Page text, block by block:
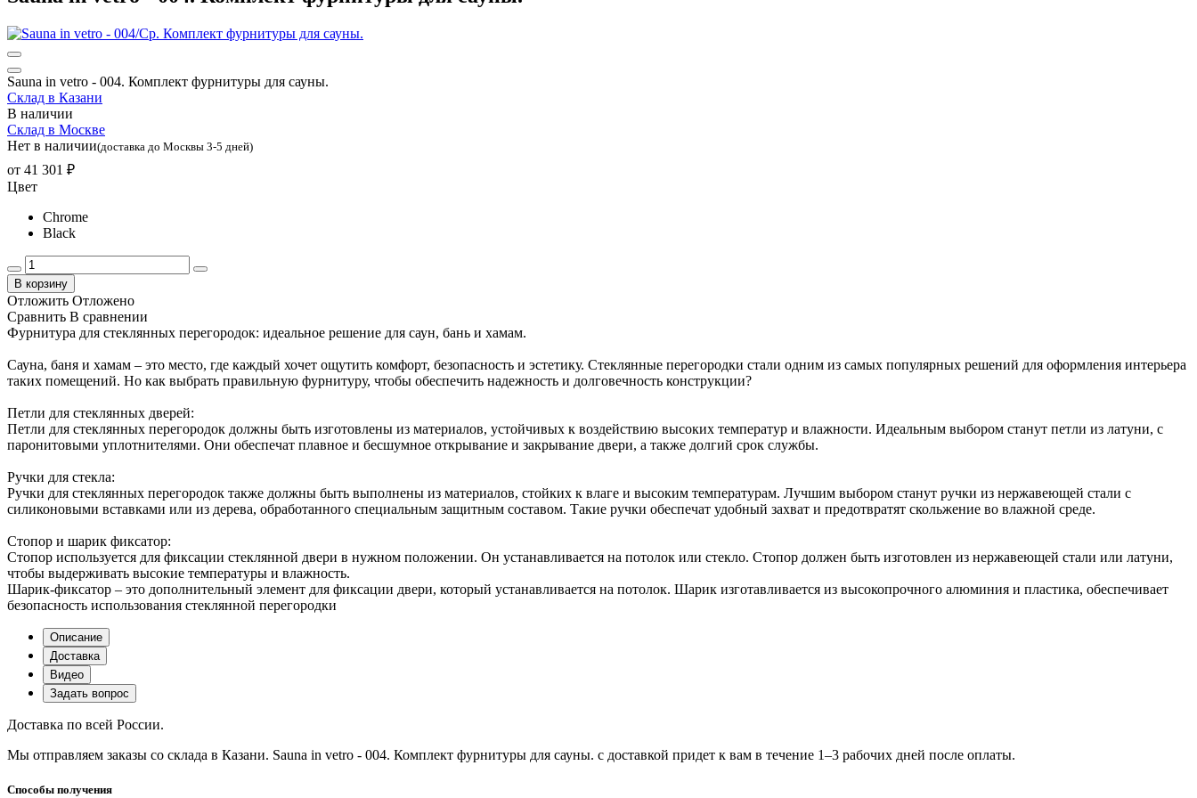
Sauna in vetro - 004. Комплект фурнитуры для сауны.
Склад в Казани
В наличии
Склад в Москве
Нет в наличии(доставка до Москвы 3-5 дней)
от 41 301 ₽
Цвет
Chrome
Black
В корзину
Отложить Отложено
Сравнить В сравнении
Фурнитура для стеклянных перегородок: идеальное решение для саун, бань и хамам.
Сауна, баня и хамам – это место, где каждый хочет ощутить комфорт, безопасность и эстетику. Стеклянные перегородки стали одним из самых популярных решений для оформления интерьера
таких помещений. Но как выбрать правильную фурнитуру, чтобы обеспечить надежность и долговечность конструкции?
Петли для стеклянных дверей:
Петли для стеклянных перегородок должны быть изготовлены из материалов, устойчивых к воздействию высоких температур и влажности. Идеальным выбором станут петли из латуни, с
паронитовыми уплотнителями. Они обеспечат плавное и бесшумное открывание и закрывание двери, а также долгий срок службы.
Ручки для стекла:
Ручки для стеклянных перегородок также должны быть выполнены из материалов, стойких к влаге и высоким температурам. Лучшим выбором станут ручки из нержавеющей стали с
силиконовыми вставками или из дерева, обработанного специальным защитным составом. Такие ручки обеспечат удобный захват и предотвратят скольжение во влажной среде.
Стопор и шарик фиксатор:
Стопор используется для фиксации стеклянной двери в нужном положении. Он устанавливается на потолок или стекло. Стопор должен быть изготовлен из нержавеющей стали или латуни,
чтобы выдерживать высокие температуры и влажность.
Шарик-фиксатор – это дополнительный элемент для фиксации двери, который устанавливается на потолок. Шарик изготавливается из высокопрочного алюминия и пластика, обеспечивает
безопасность использования стеклянной перегородки
Описание
Доставка
Видео
Задать вопрос
Доставка по всей России.
Мы отправляем заказы со склада в Казани. Sauna in vetro - 004. Комплект фурнитуры для сауны. с доставкой придет к вам в течение 1–3 рабочих дней после оплаты.
Способы получения